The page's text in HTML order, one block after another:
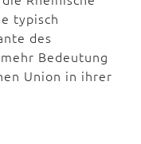
typisch
des
Bedeutung
Union in ihrer